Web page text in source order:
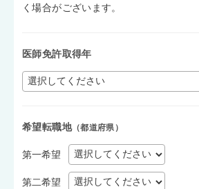
く場合がございます。
医師免許取得年
希望転職地（都道府県）
第一希望
第二希望